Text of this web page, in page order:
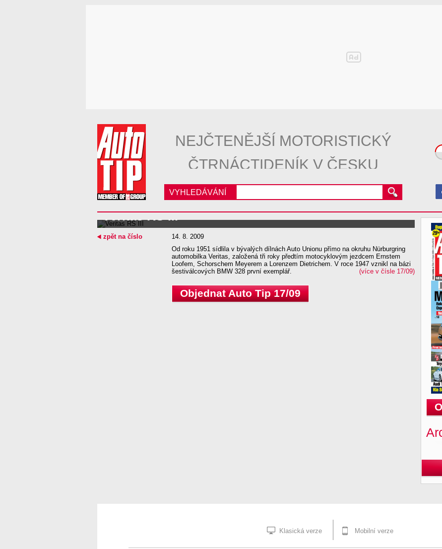
NEJČTENĚJŠÍ MOTORISTICKÝ
ČTRNÁCTIDENÍK V ČESKU
VYHLEDÁVÁNÍ
Veritas RS III
14. 8. 2009
Od roku 1951 sídlila v bývalých dílnách Auto Unionu přímo na okruhu Nürburgring
automobilka Veritas, založená tři roky předtím motocyklovým jezdcem Ernstem
Loofem, Schorschem Meyerem a Lorenzem Dietrichem. V roce 1947 vznikl na bázi
šestiválcových BMW 328 první exemplář.
(více v čísle 17/09)
Objednat Auto Tip 17/09
zpět na číslo
Klasická verze Mobilní verze